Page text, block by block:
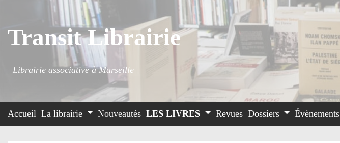
Transit Librairie
Librairie associative à Marseille
Accueil La librairie Nouveautés LES LIVRES Revues Dossiers Évènements